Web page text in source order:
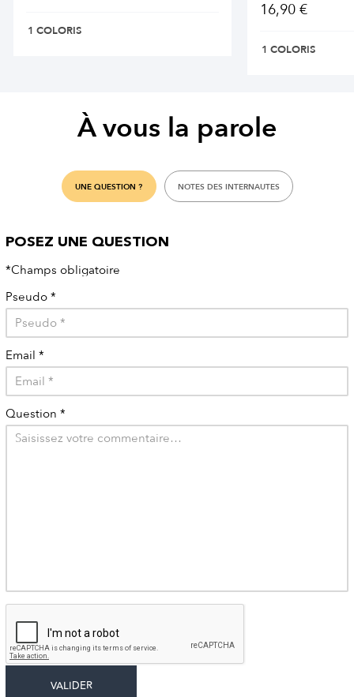
1 COLORIS
16,90 €
1 COLORIS
À vous la parole
UNE QUESTION ? NOTES DES INTERNAUTES
POSEZ UNE QUESTION
*Champs obligatoire
Pseudo *
Email *
Question *